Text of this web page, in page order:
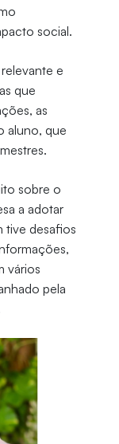
social.
e
que
as
aluno, que
sobre o
a adotar
tive desafios
vários
pela